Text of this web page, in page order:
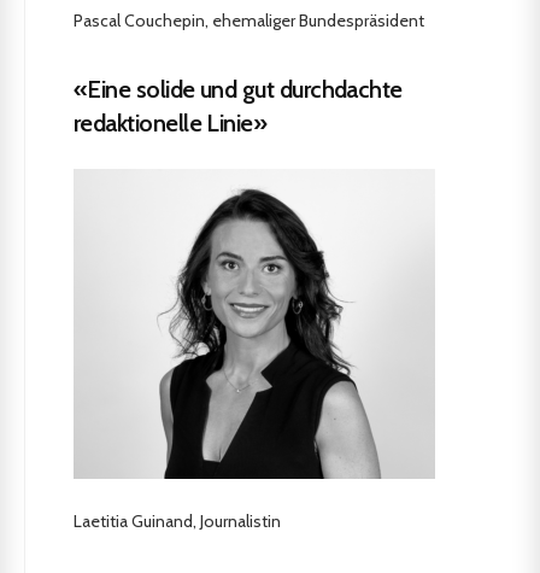
Pascal Couchepin, ehemaliger Bundespräsident
«Eine solide und gut durchdachte
redaktionelle Linie»
Laetitia Guinand, Journalistin